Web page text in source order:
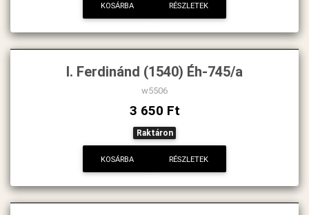
KOSÁRBA RÉSZLETEK
I. Ferdinánd (1540) Éh-745/a
w5506
3 650 Ft
Raktáron
KOSÁRBA RÉSZLETEK